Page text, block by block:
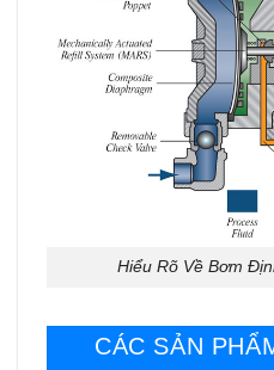
Hiểu Rõ Về Bơm
CÁC SẢN